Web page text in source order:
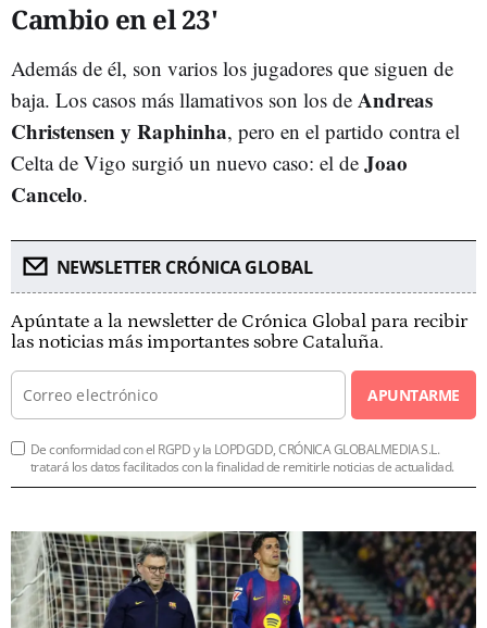
Cambio en el 23'
Además de él, son varios los jugadores que siguen de
baja. Los casos más llamativos son los de Andreas
Christensen y Raphinha, pero en el partido contra el
Celta de Vigo surgió un nuevo caso: el de Joao
Cancelo.
NEWSLETTER CRÓNICA GLOBAL
Apúntate a la newsletter de Crónica Global para recibir
las noticias más importantes sobre Cataluña.
APUNTARME
De conformidad con el RGPD y la LOPDGDD, CRÓNICA GLOBALMEDIA S.L.
tratará los datos facilitados con la finalidad de remitirle noticias de actualidad.